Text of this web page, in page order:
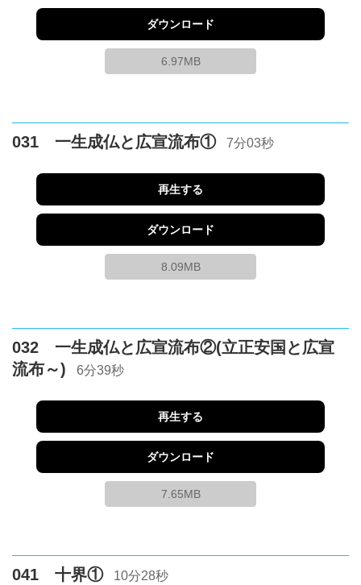
ダウンロード
6.97MB
031 一生成仏と広宣流布① 7分03秒
再生する
ダウンロード
8.09MB
032 一生成仏と広宣流布②(立正安国と広宣
流布～)
6分39秒
再生する
ダウンロード
7.65MB
041 十界① 10分28秒